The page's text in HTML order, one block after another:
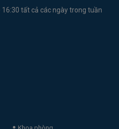
tất cả các ngày trong tuần